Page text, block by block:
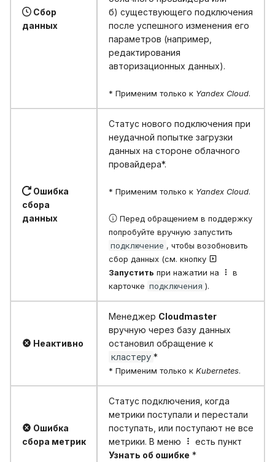
Сбор
данных
б) существующего подключения
после успешного изменения его
параметров (например,
редактирования
авторизационных данных).
* Применим только к Yandex Cloud.
Ошибка
сбора
данных
Статус нового подключения при
неудачной попытке загрузки
данных на стороне облачного
провайдера*.
* Применим только к Yandex Cloud.
Перед обращением в поддержку
попробуйте вручную запустить
подключение , чтобы возобновить
сбор данных (см. кнопку
Запустить при нажатии на
в
карточке подключения ).
Неактивно
Менеджер Cloudmaster
вручную через базу данных
остановил обращение к
кластеру *
* Применим только к Kubernetes.
Ошибка
cбора метрик
Статус подключения, когда
метрики поступали и перестали
поступать, или поступают не все
метрики. В меню
есть пункт
Узнать об ошибке *